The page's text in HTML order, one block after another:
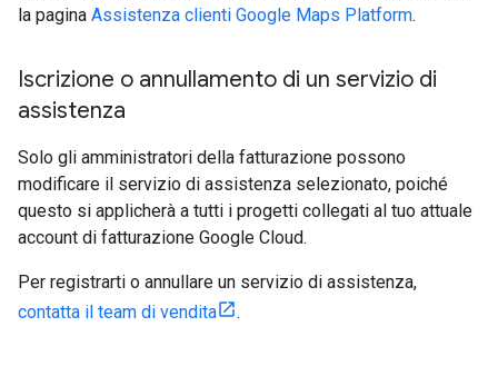
la pagina Assistenza clienti Google Maps Platform.
Iscrizione o annullamento di un servizio di
assistenza
Solo gli amministratori della fatturazione possono
modificare il servizio di assistenza selezionato, poiché
questo si applicherà a tutti i progetti collegati al tuo attuale
account di fatturazione Google Cloud.
Per registrarti o annullare un servizio di assistenza,
contatta il team di vendita
.